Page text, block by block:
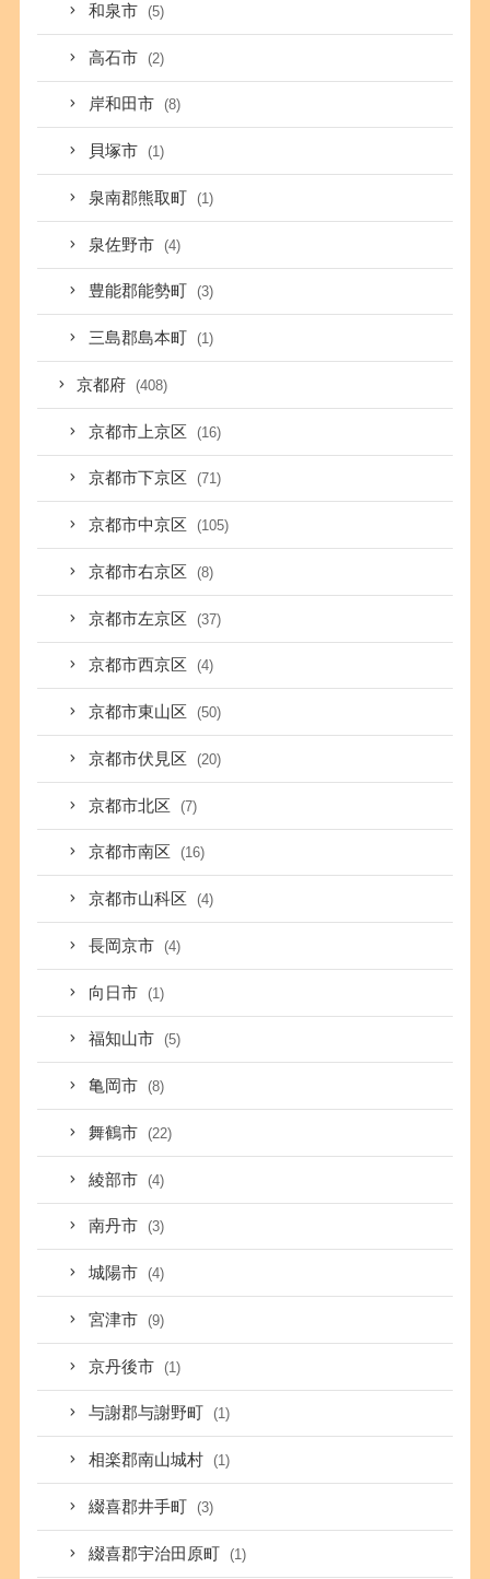
和泉市 (5)
高石市 (2)
岸和田市 (8)
貝塚市 (1)
泉南郡熊取町 (1)
泉佐野市 (4)
豊能郡能勢町 (3)
三島郡島本町 (1)
京都府 (408)
京都市上京区 (16)
京都市下京区 (71)
京都市中京区 (105)
京都市右京区 (8)
京都市左京区 (37)
京都市西京区 (4)
京都市東山区 (50)
京都市伏見区 (20)
京都市北区 (7)
京都市南区 (16)
京都市山科区 (4)
長岡京市 (4)
向日市 (1)
福知山市 (5)
亀岡市 (8)
舞鶴市 (22)
綾部市 (4)
南丹市 (3)
城陽市 (4)
宮津市 (9)
京丹後市 (1)
与謝郡与謝野町 (1)
相楽郡南山城村 (1)
綴喜郡井手町 (3)
綴喜郡宇治田原町 (1)